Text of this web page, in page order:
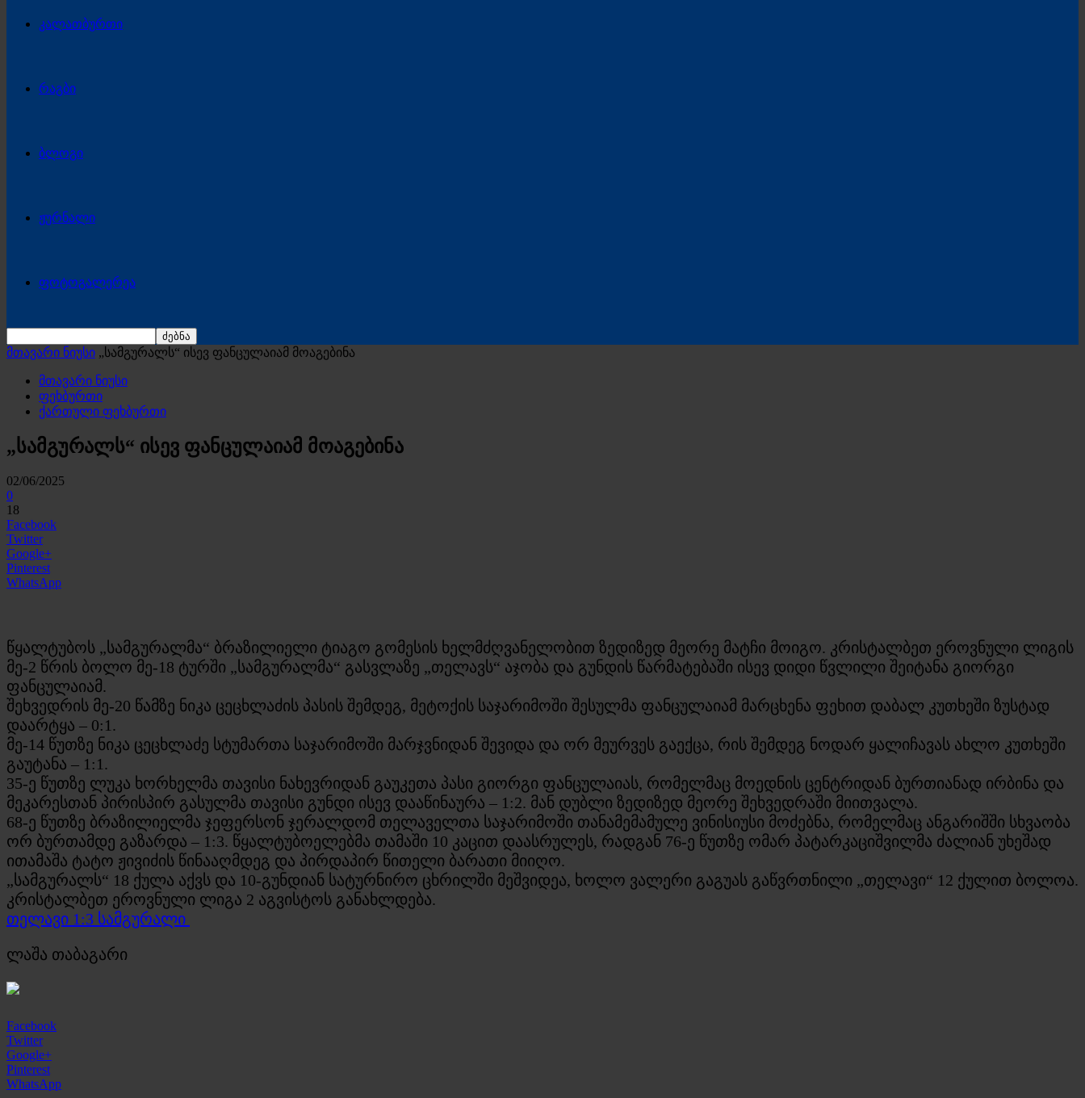
კალათბურთი
რაგბი
ბლოგი
ჟურნალი
ფოტოგალერეა
მთავარი ნიუსი „სამგურალს“ ისევ ფანცულაიამ მოაგებინა
მთავარი ნიუსი
ფეხბურთი
ქართული ფეხბურთი
„სამგურალს“ ისევ ფანცულაიამ მოაგებინა
02/06/2025
0
18
Facebook
Twitter
Google+
Pinterest
WhatsApp
წყალტუბოს „სამგურალმა“ ბრაზილიელი ტიაგო გომესის ხელმძღვანელობით ზედიზედ მეორე მატჩი მოიგო. კრისტალბეთ ეროვნული ლიგის
მე-2 წრის ბოლო მე-18 ტურში „სამგურალმა“ გასვლაზე „თელავს“ აჯობა და გუნდის წარმატებაში ისევ დიდი წვლილი შეიტანა გიორგი
ფანცულაიამ.
შეხვედრის მე-20 წამზე ნიკა ცეცხლაძის პასის შემდეგ, მეტოქის საჯარიმოში შესულმა ფანცულაიამ მარცხენა ფეხით დაბალ კუთხეში ზუსტად
დაარტყა – 0:1.
მე-14 წუთზე ნიკა ცეცხლაძე სტუმართა საჯარიმოში მარჯვნიდან შევიდა და ორ მეურვეს გაექცა, რის შემდეგ ნოდარ ყალიჩავას ახლო კუთხეში
გაუტანა – 1:1.
35-ე წუთზე ლუკა ხორხელმა თავისი ნახევრიდან გაუკეთა პასი გიორგი ფანცულაიას, რომელმაც მოედნის ცენტრიდან ბურთიანად ირბინა და
მეკარესთან პირისპირ გასულმა თავისი გუნდი ისევ დააწინაურა – 1:2. მან დუბლი ზედიზედ მეორე შეხვედრაში მიითვალა.
68-ე წუთზე ბრაზილიელმა ჯეფერსონ ჯერალდომ თელაველთა საჯარიმოში თანამემამულე ვინისიუსი მოძებნა, რომელმაც ანგარიშში სხვაობა
ორ ბურთამდე გაზარდა – 1:3. წყალტუბოელებმა თამაში 10 კაცით დაასრულეს, რადგან 76-ე წუთზე ომარ პატარკაციშვილმა ძალიან უხეშად
ითამაშა ტატო ჟივიძის წინააღმდეგ და პირდაპირ წითელი ბარათი მიიღო.
„სამგურალს“ 18 ქულა აქვს და 10-გუნდიან სატურნირო ცხრილში მეშვიდეა, ხოლო ვალერი გაგუას გაწვრთნილი „თელავი“ 12 ქულით ბოლოა.
კრისტალბეთ ეროვნული ლიგა 2 აგვისტოს განახლდება.
თელავი 1:3 სამგურალი
ლაშა თაბაგარი
Facebook
Twitter
Google+
Pinterest
WhatsApp